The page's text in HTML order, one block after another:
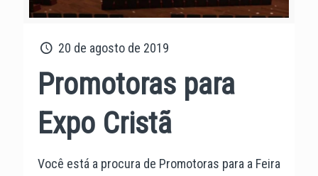
20 de agosto de 2019
Promotoras para
Expo Cristã
Você está a procura de Promotoras para a Feira